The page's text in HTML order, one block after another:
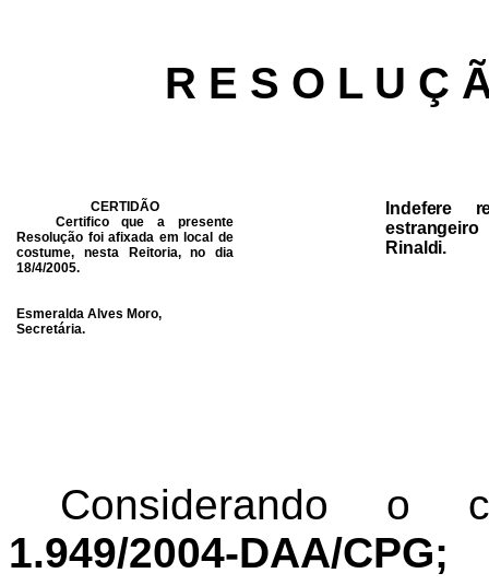
R E S O L U Ç
CERTIDÃO
Certifico que a presente
Resolução foi afixada em local de
costume, nesta Reitoria, no dia
18/4/2005.
Esmeralda Alves Moro,
Secretária.
Indefere
Rinaldi.
Considerando
1.949/2004-DAA/CPG;